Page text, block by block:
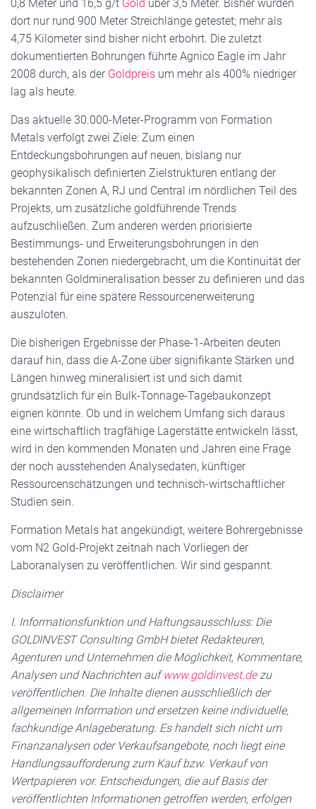
0,8 Meter und 16,5 g/t Gold über 3,5 Meter. Bisher wurden
dort nur rund 900 Meter Streichlänge getestet; mehr als
4,75 Kilometer sind bisher nicht erbohrt. Die zuletzt
dokumentierten Bohrungen führte Agnico Eagle im Jahr
2008 durch, als der Goldpreis um mehr als 400% niedriger
lag als heute.
Das aktuelle 30.000-Meter-Programm von Formation
Metals verfolgt zwei Ziele: Zum einen
Entdeckungsbohrungen auf neuen, bislang nur
geophysikalisch definierten Zielstrukturen entlang der
bekannten Zonen A, RJ und Central im nördlichen Teil des
Projekts, um zusätzliche goldführende Trends
aufzuschließen. Zum anderen werden priorisierte
Bestimmungs- und Erweiterungsbohrungen in den
bestehenden Zonen niedergebracht, um die Kontinuität der
bekannten Goldmineralisation besser zu definieren und das
Potenzial für eine spätere Ressourcenerweiterung
auszuloten.
Die bisherigen Ergebnisse der Phase-1-Arbeiten deuten
darauf hin, dass die A-Zone über signifikante Stärken und
Längen hinweg mineralisiert ist und sich damit
grundsätzlich für ein Bulk-Tonnage-Tagebaukonzept
eignen könnte. Ob und in welchem Umfang sich daraus
eine wirtschaftlich tragfähige Lagerstätte entwickeln lässt,
wird in den kommenden Monaten und Jahren eine Frage
der noch ausstehenden Analysedaten, künftiger
Ressourcenschätzungen und technisch-wirtschaftlicher
Studien sein.
Formation Metals hat angekündigt, weitere Bohrergebnisse
vom N2 Gold-Projekt zeitnah nach Vorliegen der
Laboranalysen zu veröffentlichen. Wir sind gespannt.
Disclaimer
I. Informationsfunktion und Haftungsausschluss: Die
GOLDINVEST Consulting GmbH bietet Redakteuren,
Agenturen und Unternehmen die Möglichkeit, Kommentare,
Analysen und Nachrichten aufwww.goldinvest.dezu
veröffentlichen. Die Inhalte dienen ausschließlich der
allgemeinen Information und ersetzen keine individuelle,
fachkundige Anlageberatung. Es handelt sich nicht um
Finanzanalysen oder Verkaufsangebote, noch liegt eine
Handlungsaufforderung zum Kauf bzw. Verkauf von
Wertpapieren vor. Entscheidungen, die auf Basis der
veröffentlichten Informationen getroffen werden, erfolgen